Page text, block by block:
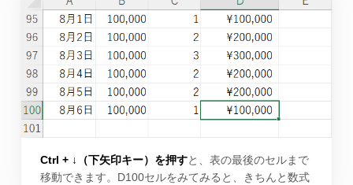
Ctrl + ↓（下矢印キー）を押すと、表の最後のセルまで
移動できます。D100セルをみてみると、きちんと数式